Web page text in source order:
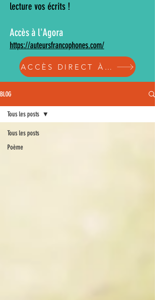
lecture vos écrits !
Accès à l'Agora
https://auteursfrancophones.com/
ACCÈS DIRECT À L'AGORA
BLOG
Tous les posts
Poème
Tous les posts